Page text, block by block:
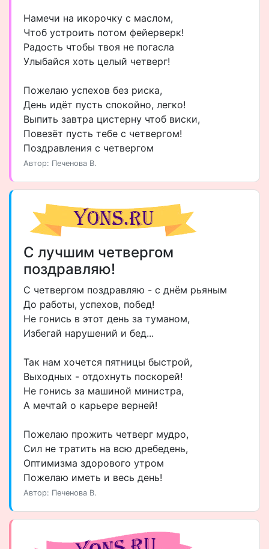
Намечи на икорочку с маслом,
Чтоб устроить потом фейерверк!
Радость чтобы твоя не погасла
Улыбайся хоть целый четверг!
Пожелаю успехов без риска,
День идёт пусть спокойно, легко!
Выпить завтра цистерну чтоб виски,
Повезёт пусть тебе с четвергом!
Поздравления с четвергом
Автор: Печенова В.
С лучшим четвергом
поздравляю!
С четвергом поздравляю - с днём рьяным
До работы, успехов, побед!
Не гонись в этот день за туманом,
Избегай нарушений и бед...
Так нам хочется пятницы быстрой,
Выходных - отдохнуть поскорей!
Не гонись за машиной министра,
А мечтай о карьере верней!
Пожелаю прожить четверг мудро,
Сил не тратить на всю дребедень,
Оптимизма здорового утром
Пожелаю иметь и весь день!
Автор: Печенова В.